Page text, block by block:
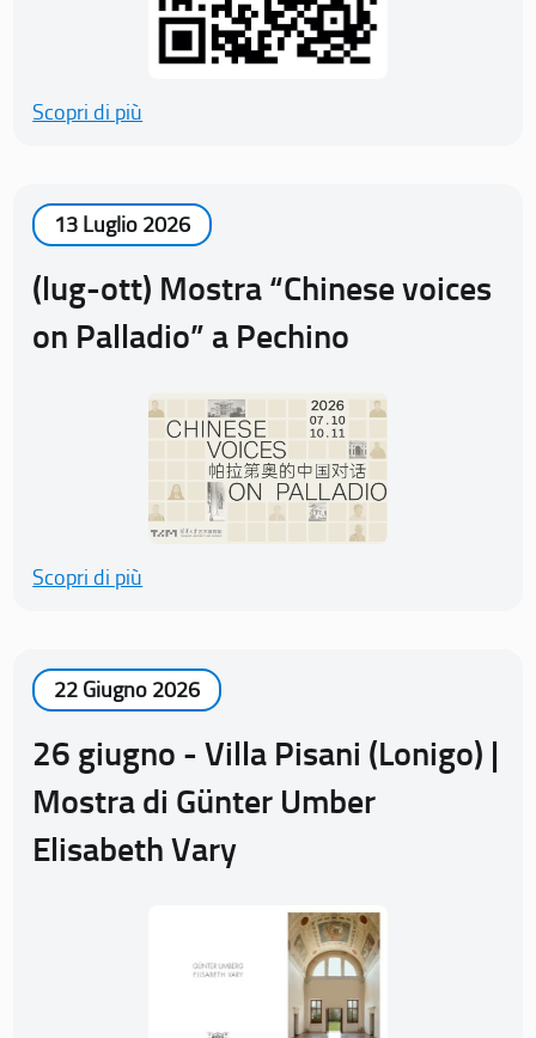
Scopri di più
13 Luglio 2026
(lug-ott) Mostra “Chinese voices
on Palladio” a Pechino
Scopri di più
22 Giugno 2026
26 giugno - Villa Pisani (Lonigo) |
Mostra di Günter Umber
Elisabeth Vary